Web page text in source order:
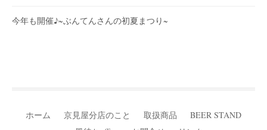
今年も開催♪~ぶんてんさんの初夏まつり~
ホーム 京見屋分店のこと 取扱商品
BEER STAND